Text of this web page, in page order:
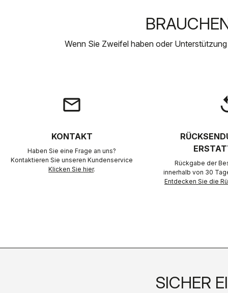
Wenn Sie Zweifel haben oder
email
KONTAKT
Haben Sie eine Frage an uns?
Kontaktieren Sie unseren Kundenservice
Klicken Sie hier.
Rückgabe der
innerhalb von 30
Entdecken Sie die
SICHER